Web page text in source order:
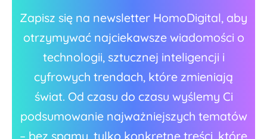
Zapisz się na newsletter HomoDigital, aby
otrzymywać najciekawsze wiadomości o
technologii, sztucznej inteligencji i
cyfrowych trendach, które zmieniają
świat. Od czasu do czasu wyślemy Ci
podsumowanie najważniejszych tematów
– bez spamu, tylko konkretne treści, które